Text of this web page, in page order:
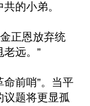
的小弟。
正恩放弃统
远。”
命前哨”。当平
议题将更显孤